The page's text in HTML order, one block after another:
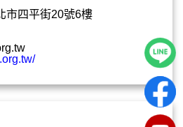
市四平街20號6樓